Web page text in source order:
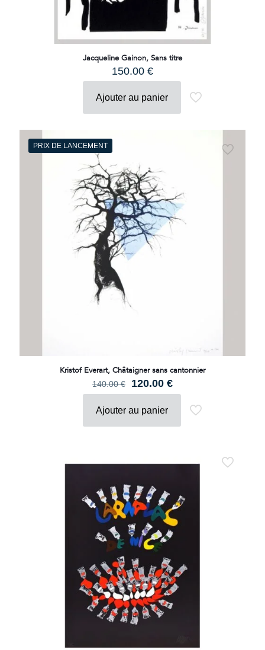
Jacqueline Gainon, Sans titre
150.00 €
Ajouter au panier
PRIX DE LANCEMENT
Kristof Everart, Châtaigner sans cantonnier
140.00€
Le
prix
initial
était :
140.00 €.
120.00 €Le
prix
actuel
120.00 €.
Ajouter au panier